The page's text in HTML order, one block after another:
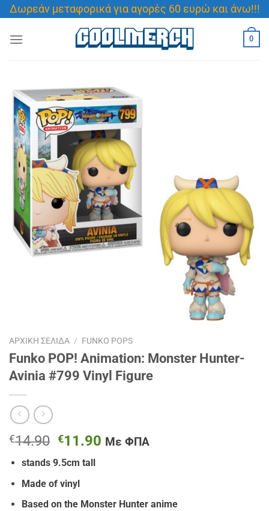
Μετάβαση
στο
περιεχόμενο
Δωρεάν μεταφορικά για αγορές 60 ευρώ και άνω!!!
0
ΑΡΧΙΚΉ ΣΕΛΊΔΑ / FUNKO POPS
Funko POP! Animation: Monster Hunter-
Avinia #799 Vinyl Figure
€14.90 Original
price
was:
€14.90.
€11.90 Η
€11.90.
Με ΦΠΑ
stands 9.5cm tall
Made of vinyl
Based on the Monster Hunter anime